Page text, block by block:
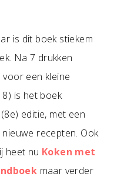
is dit boek stiekem
Na 7 drukken
een kleine
is het boek
editie, met een
recepten. Ook
heet nu Koken met
maar verder